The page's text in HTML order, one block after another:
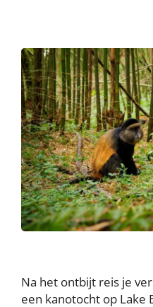
Na het ontbijt reis je
een kanotocht op Lake